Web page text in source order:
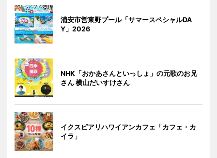
浦安市営東野プール「サマースペシャルDA
Y」2026
NHK「おかあさんといっしょ」の元歌のお兄
さん 横山だいすけさん
イクスピアリハワイアンカフェ「カフェ・カ
イラ」